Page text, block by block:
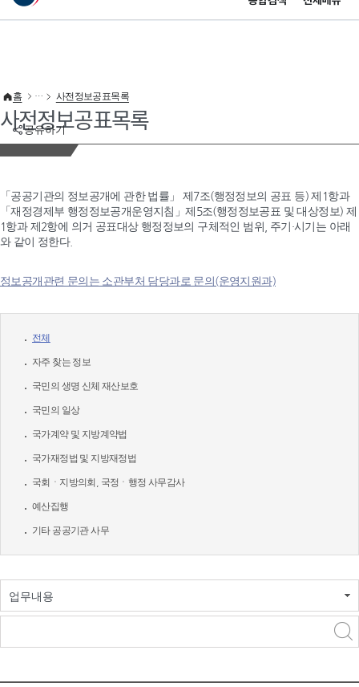
이 누리집은 대한민국 공식 전자정부 누리집입니다.
공유하기
홈 사전정보공표목록
사전정보공표목록
「공공기관의 정보공개에 관한 법률」 제7조(행정정보의 공표 등) 제1항과
「재정경제부 행정정보공개운영지침」제5조(행정정보공표 및 대상정보) 제
1항과 제2항에 의거 공표대상 행정정보의 구체적인 범위, 주기·시기는 아래
와 같이 정한다.
정보공개관련 문의는 소관부처 담당과로 문의(운영지원과)
전체
자주 찾는 정보
국민의 생명 신체 재산보호
국민의 일상
국가계약 및 지방계약법
국가재정법 및 지방재정법
국회ㆍ지방의회, 국정ㆍ행정 사무감사
예산집행
기타 공공기관 사무
업무내용